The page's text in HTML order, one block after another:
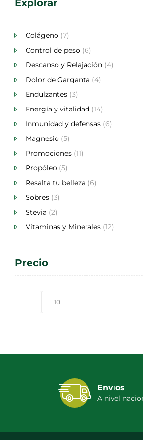
Explorar
Colágeno (7)
Control de peso (6)
Descanso y Relajación (4)
Dolor de Garganta (4)
Endulzantes (3)
Energía y vitalidad (14)
Inmunidad y defensas (6)
Magnesio (5)
Promociones (11)
Propóleo (5)
Resalta tu belleza (6)
Sobres (3)
Stevia (2)
Vitaminas y Minerales (12)
Precio
Envíos
A nivel